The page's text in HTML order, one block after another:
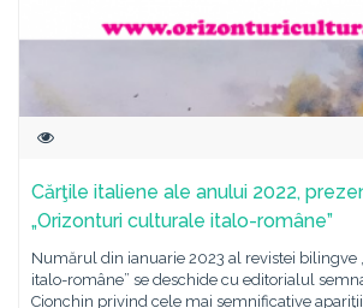
Cărţile italiene ale anului 2022,
„Orizonturi culturale italo-române”
Numărul din ianuarie 2023 al revistei bilingve
italo-române” se deschide cu editorialul
Cionchin privind cele mai semnificative